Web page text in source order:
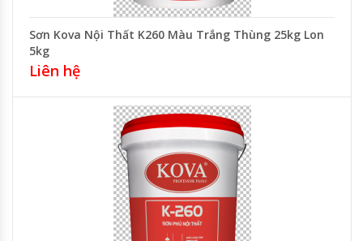
Sơn Kova Nội Thất K260 Màu Trắng Thùng 25kg Lon
5kg
Liên hệ